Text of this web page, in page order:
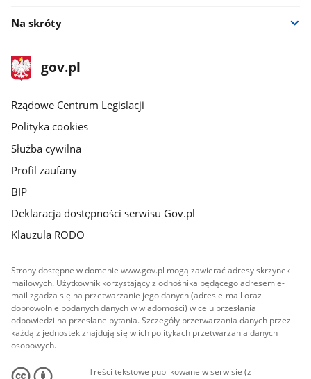
Na skróty
stopka
gov.plStrona
gov.pl
Rządowe Centrum Legislacji
Polityka cookies
Służba cywilna
Profil zaufany
BIP
Deklaracja dostępności serwisu Gov.pl
Klauzula RODO
Strony dostępne w domenie www.gov.pl mogą zawierać adresy skrzynek
mailowych. Użytkownik korzystający z odnośnika będącego adresem e-
mail zgadza się na przetwarzanie jego danych (adres e-mail oraz
dobrowolnie podanych danych w wiadomości) w celu przesłania
odpowiedzi na przesłane pytania. Szczegóły przetwarzania danych przez
każdą z jednostek znajdują się w ich politykach przetwarzania danych
osobowych.
Treści tekstowe publikowane w serwisie (z